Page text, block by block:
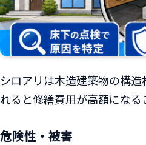
シロアリは木造建築物の構
れると修繕費用が高額になる
危険性・被害